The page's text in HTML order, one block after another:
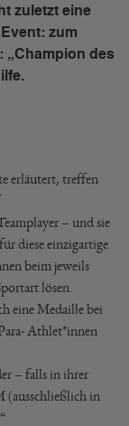
zuletzt eine
zum
„Champion des
erläutert, treffen
– und sie
diese einzigartige
beim jeweils
lösen.
eine Medaille bei
Athlet*innen
– falls in ihrer
(ausschließlich in